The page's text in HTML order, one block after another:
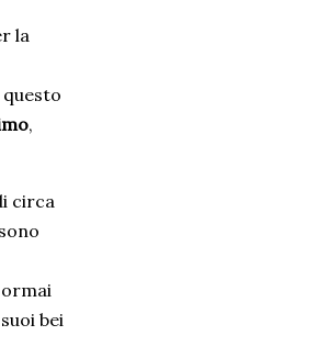
la
,
circa
bei